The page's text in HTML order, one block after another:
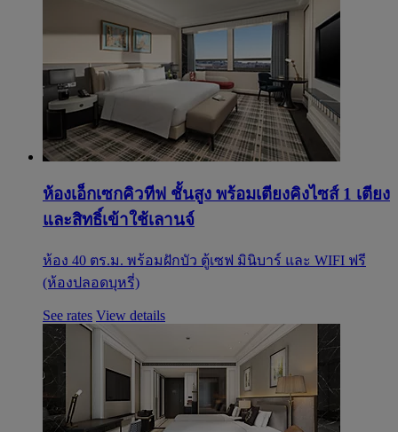
ห้องเอ็กเซกคิวทีฟ ชั้นสูง พร้อมเตียงคิงไซส์ 1 เตียง
และสิทธิ์เข้าใช้เลานจ์
ห้อง 40 ตร.ม. พร้อมฝักบัว ตู้เซฟ มินิบาร์ และ WIFI ฟรี
(ห้องปลอดบุหรี่)
See rates View details